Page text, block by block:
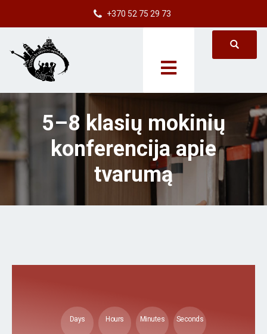
+370 52 75 29 73
5–8 klasių mokinių
konferencija apie
tvarumą
Days Hours Minutes Seconds